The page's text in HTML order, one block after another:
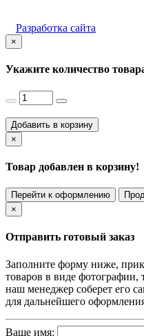
Разработка сайта
×
Укажите количество
Добавить в корзину
×
Товар добавлен в корзину!
Перейти к оформлению
×
Отправить готовый заказ
Заполните форму ниже,
товаров в виде фотографии,
наш менеджер соберет его
для дальнейшего оформления
Ваше имя: